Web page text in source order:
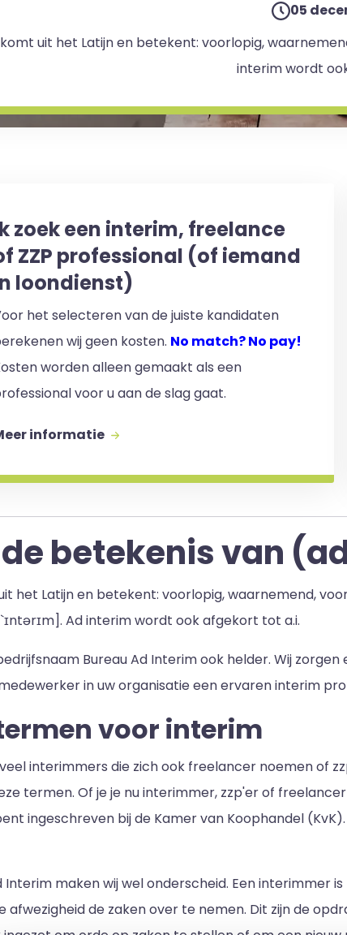
05
uit het Latijn en betekent: voorlopig,
interim wordt
zoek een interim, freelance
ZZP professional (of iemand
loondienst)
het selecteren van de juiste kandidaten
wij geen kosten. No match? No pay!
worden alleen gemaakt als een
voor u aan de slag gaat.
informatie
betekenis van
het Latijn en betekent: voorlopig, waarnemend,
Ad interim wordt ook afgekort tot a.i.
Bureau Ad Interim ook helder. Wij
in uw organisatie een ervaren interim
voor interim
interimmers die zich ook freelancer noemen of
termen. Of je je nu interimmer, zzp'er of
ingeschreven bij de Kamer van Koophandel
Interim maken wij wel onderscheid. Een interimmer
afwezigheid de zaken over te nemen. Dit zijn de